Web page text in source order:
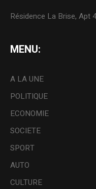
Résidence La Brise, Apt
MENU:
A LA UNE
POLITIQUE
ECONOMIE
SOCIETE
SPORT
AUTO
CULTURE